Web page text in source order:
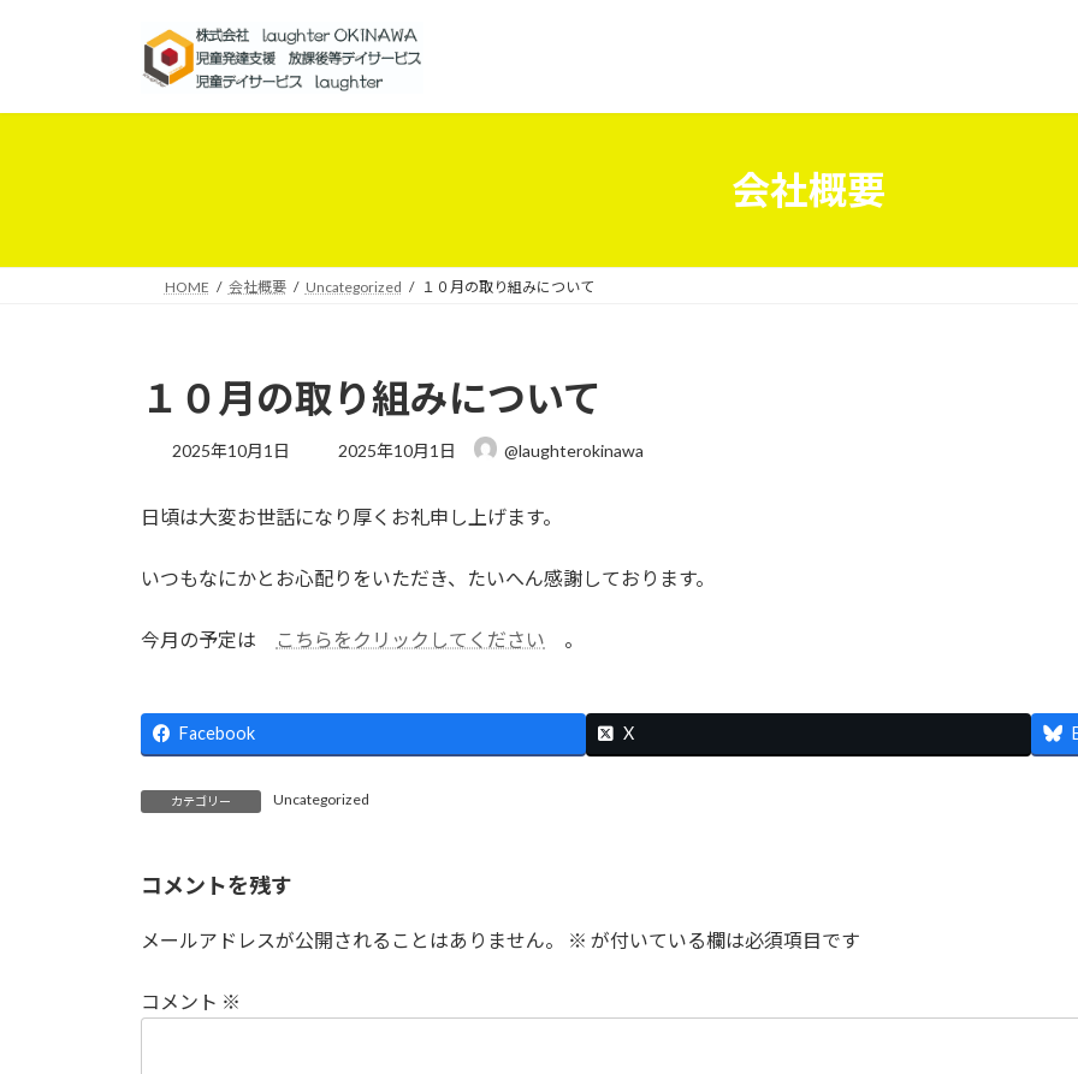
プ
動
会社概要
HOME 会社概要 Uncategorized １０月の取り組みについて
１０月の取り組みについて
2025年10月1日
最
新
時
:
2025年10月1日 @laughterokinawa
日頃は大変お世話になり厚くお礼申し上げます。
いつもなにかとお心配りをいただき、たいへん感謝しております。
今月の予定は こちらをクリックしてください 。
Facebook X
カテゴリー Uncategorized
コメントを残す
メールアドレスが公開されることはありません。 ※ が付いている欄は必須項目です
コメント ※